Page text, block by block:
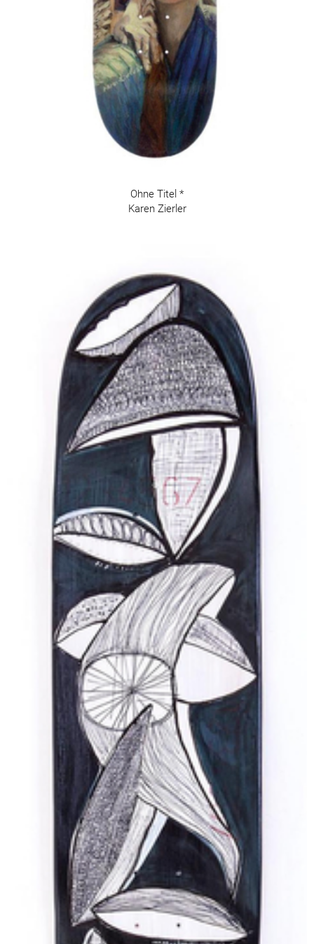
Ohne Titel *
Karen Zierler